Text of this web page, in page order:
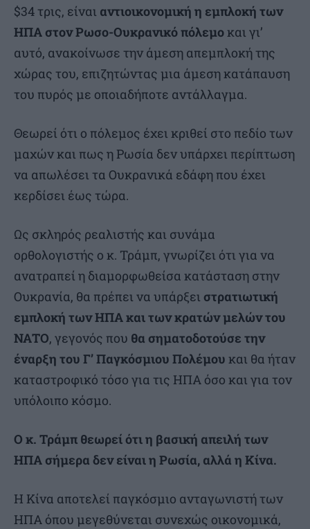
$34 τρις, είναι αντιοικονομική η εμπλοκή των
ΗΠΑ στον Ρωσο-Ουκρανικό πόλεμοκαι γι’
αυτό, ανακοίνωσε την άμεση απεμπλοκή της
χώρας του, επιζητώντας μια άμεση κατάπαυση
του πυρός με οποιαδήποτε αντάλλαγμα.
Θεωρεί ότι ο πόλεμος έχει κριθεί στο πεδίο των
μαχών και πως η Ρωσία δεν υπάρχει περίπτωση
να απωλέσει τα Ουκρανικά εδάφη που έχει
κερδίσει έως τώρα.
Ως σκληρός ρεαλιστής και συνάμα
ορθολογιστής ο κ. Τράμπ, γνωρίζει ότι για να
ανατραπεί η διαμορφωθείσα κατάσταση στην
Ουκρανία, θα πρέπει να υπάρξει στρατιωτική
εμπλοκή των ΗΠΑ και των κρατών μελών του
ΝΑΤΟ, γεγονός που θα σηματοδοτούσε την
έναρξη του Γ’ Παγκόσμιου Πολέμου και θα ήταν
καταστροφικό τόσο για τις ΗΠΑ όσο και για τον
υπόλοιπο κόσμο.
Ο κ. Τράμπ θεωρεί ότι η βασική απειλή των
ΗΠΑ σήμερα δεν είναι η Ρωσία, αλλά η Κίνα.
Η Κίνα αποτελεί παγκόσμιο ανταγωνιστή των
ΗΠΑ όπου μεγεθύνεται συνεχώς οικονομικά,